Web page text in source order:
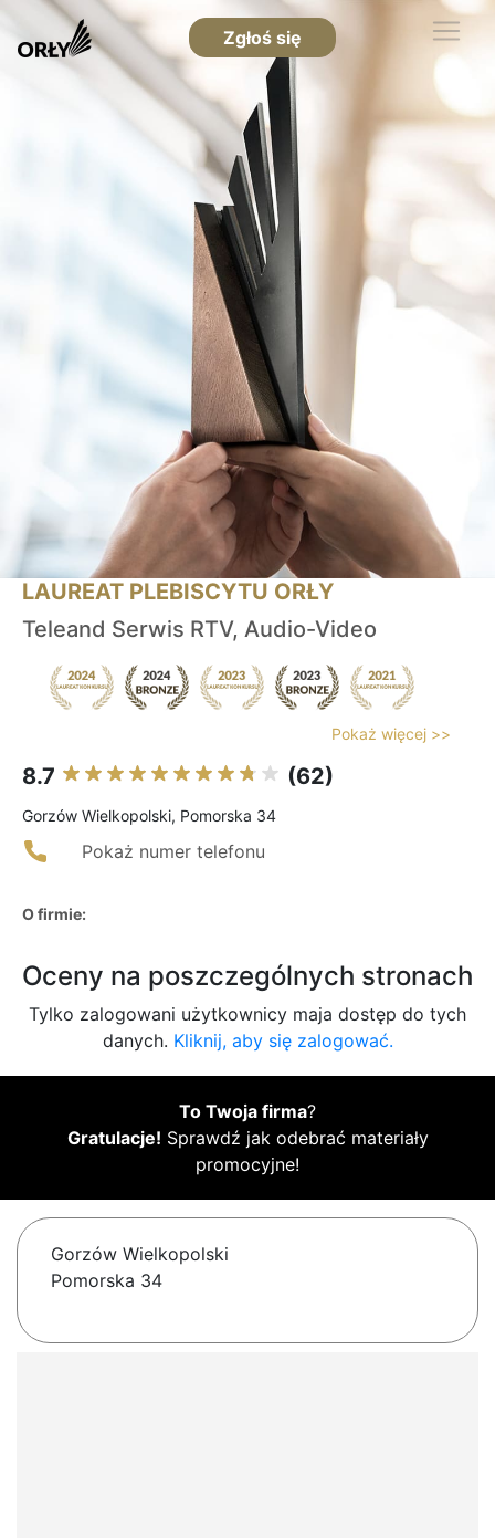
Zgłoś się
LAUREAT PLEBISCYTU ORŁY
Teleand Serwis RTV, Audio-Video
Pokaż więcej >>
8.7 (62)
Gorzów Wielkopolski, Pomorska 34
Pokaż numer telefonu
O firmie:
Oceny na poszczególnych stronach
Tylko zalogowani użytkownicy maja dostęp do tych
danych. Kliknij, aby się zalogować.
To Twoja firma?
Gratulacje! Sprawdź jak odebrać materiały
promocyjne!
Gorzów Wielkopolski
Pomorska 34